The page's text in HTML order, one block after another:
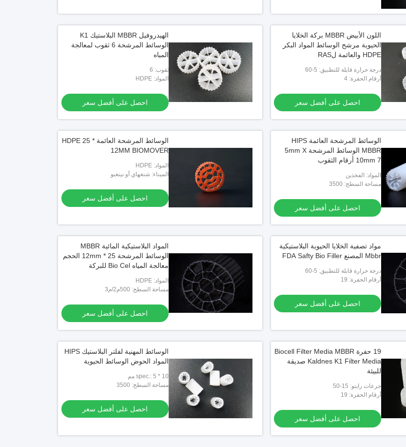
اللون الأبيض MBBR بركة الخلايا
الحيوية مرشح الوسائط المواد البكر
HDPE والعائمة لRAS
درجة حرارة قابلة للتطبيق: 5-60
أرقام الحفرة: 4
احصل على أفضل سعر
الهيدروفيل MBBR البلاستيك K1
الوسائط المرشحة 6 ثقوب لمعالجة
المياه
ثقوب: 6
المواد: HDPE
احصل على أفضل سعر
الوسائط المرشحة العائمة HIPS
MBBR الوسائط المرشحة 5mm X
10mm 7 أرقام الثقوب
المواد: الفخذين
مساحة السطح: 3500
احصل على أفضل سعر
الوسائط المرشحة العائمة HDPE 25 *
12MM BIOMOVER
المواد: HDPE
الميناء: شنغهاي أو نينغبو
احصل على أفضل سعر
مواد تصفية الخلايا الحيوية البلاستيكية
Mbbr المصنع FDA Safty Bio Filler
درجة حرارة قابلة للتطبيق: 5-60
أرقام الحفرة: 19
احصل على أفضل سعر
المواد البلاستيكية المائية MBBR
الوسائط المرشحة 25 * 12mm الحجم
معالجة المياه Bio Cel للبركة
المواد: HDPE
مساحة السطح: 500م2/م3
احصل على أفضل سعر
19 حفرة Biocell Filter Media MBBR
Kaldnes K1 Filter Media صديقة
للبيئة
جرعات رايتو: 15-50
أرقام الحفرة: 19
احصل على أفضل سعر
الوسائط المهنية لفلتر البلاستيك HIPS
المواد الحوض الوسائط الحيوية
spec.: 5 * 10 مم
مساحة السطح: 3500
احصل على أفضل سعر